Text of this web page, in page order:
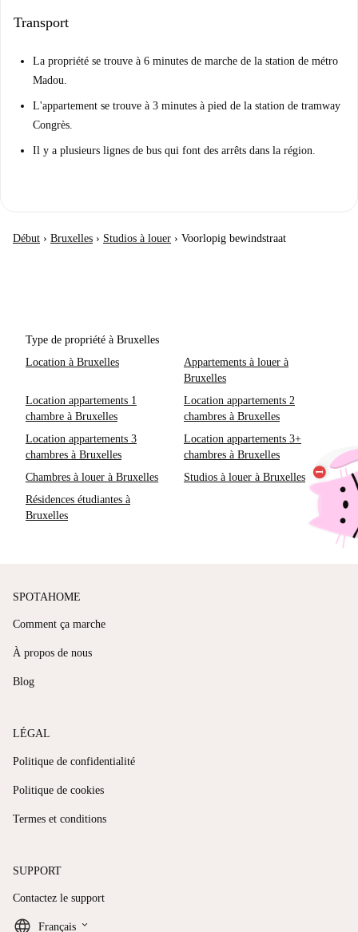
Transport
La propriété se trouve à 6 minutes de marche de la station de métro
Madou.
L'appartement se trouve à 3 minutes à pied de la station de tramway
Congrès.
Il y a plusieurs lignes de bus qui font des arrêts dans la région.
Début › Bruxelles › Studios à louer › Voorlopig bewindstraat
Type de propriété à Bruxelles
Location à Bruxelles
Appartements à louer à
Bruxelles
Location appartements 1
chambre à Bruxelles
Location appartements 2
chambres à Bruxelles
Location appartements 3
chambres à Bruxelles
Location appartements 3+
chambres à Bruxelles
Chambres à louer à Bruxelles
Studios à louer à Bruxelles
Résidences étudiantes à
Bruxelles
SPOTAHOME
Comment ça marche
À propos de nous
Blog
LÉGAL
Politique de confidentialité
Politique de cookies
Termes et conditions
SUPPORT
Contactez le support
Français keyboard_arrow_down